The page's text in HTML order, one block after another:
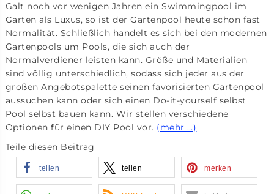
Galt noch vor wenigen Jahren ein Swimmingpool im
Garten als Luxus, so ist der Gartenpool heute schon fast
Normalität. Schließlich handelt es sich bei den modernen
Gartenpools um Pools, die sich auch der
Normalverdiener leisten kann. Größe und Materialien
sind völlig unterschiedlich, sodass sich jeder aus der
großen Angebotspalette seinen favorisierten Gartenpool
aussuchen kann oder sich einen Do-it-yourself selbst
Pool selbst bauen kann. Wir stellen verschiedene
Optionen für einen DIY Pool vor. (mehr …)
Teile diesen Beitrag
teilen teilen merken